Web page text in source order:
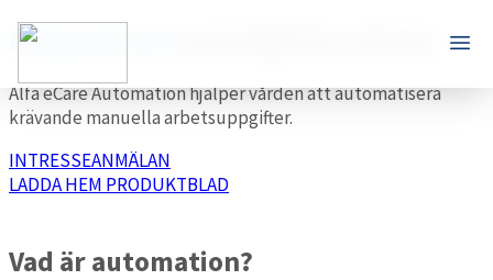
Automatisera
Alfa eCare Automation hjälper vården att automatisera
krävande manuella arbetsuppgifter.
INTRESSEANMÄLAN
LADDA HEM PRODUKTBLAD
Vad är automation?